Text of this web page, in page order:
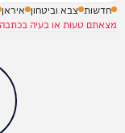
חדשות צבא וביטחון איראן
מצאתם טעות או בעיה